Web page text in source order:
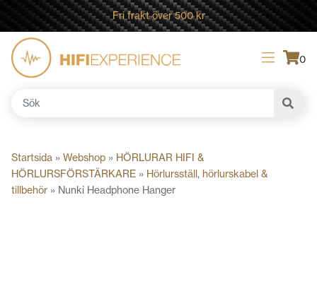
Fri frakt över 500 kr
0
Sök
Startsida » Webshop » HÖRLURAR HIFI &
HÖRLURSFÖRSTÄRKARE » Hörlursställ, hörlurskabel &
tillbehör » Nunki Headphone Hanger